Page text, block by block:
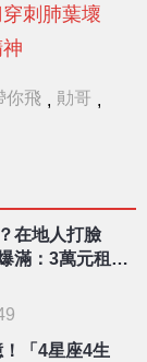
刺肺葉壞
你飛 , 勛哥 ,
在地人打臉
滿：3萬元租不
「4星座4生